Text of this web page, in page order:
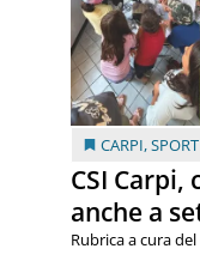
CARPI,SPORT
CSI
anche a
Rubrica a cura